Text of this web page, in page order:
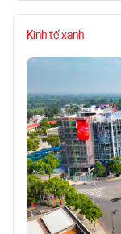
Kinh tế xanh